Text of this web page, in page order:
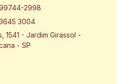
2998
3004
1541 - Jardim Girassol -
- SP